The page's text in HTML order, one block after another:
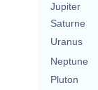
Jupiter
Saturne
Uranus
Neptune
Pluton